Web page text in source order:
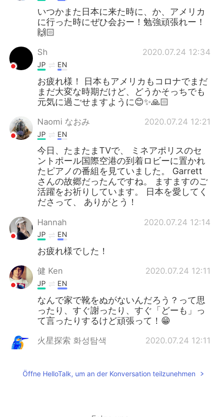
いつかまた日本に来た時に、か、アメリカ
に行った時にぜひ会おー！勉強頑張れー！
🙌🏻
Sh 2020.07.24 12:34
JP EN
お疲れ様！ 日本もアメリカもコロナでまだ
まだ大変な時期だけど、どうかそっちでも
元気に過ごせますように😊✨🙏🏻
Naomi なおみ 2020.07.24 12:21
JP EN
今日、たまたまTVで、 ミネアポリスのセ
ントポール国際空港の到着ロビーに置かれ
たピアノの番組を見ていました。 Garrett
さんの故郷だったんですね。 ますますのご
活躍をお祈りしています。 日本を愛してく
ださって、 ありがとう！
Hannah 2020.07.24 12:14
JP EN
お疲れ様でした！
健 Ken 2020.07.24 12:11
JP EN
なんで家で靴をぬがないんだろう？って思
ったり、すぐ謝ったり、すぐ「どーも」っ
て言ったりするけど頑張って！😁
火星探索 화성탐색 2020.07.24 12:11
good for you😎
Öffne HelloTalk, um an der Konversation teilzunehmen